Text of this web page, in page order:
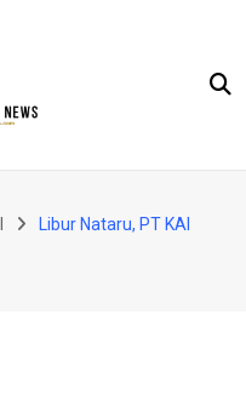
Libur Nataru, PT KAI